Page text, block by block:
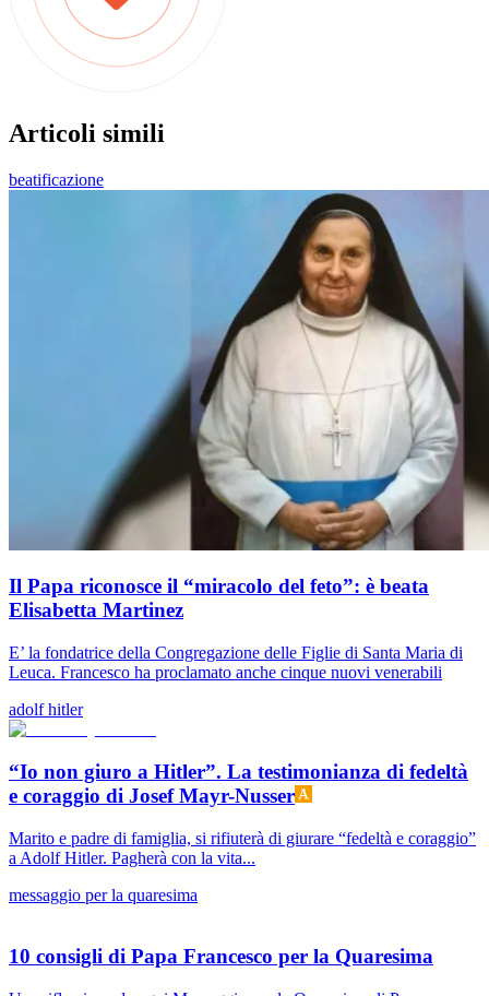
Articoli simili
beatificazione
Il Papa riconosce il “miracolo del feto”: è beata
Elisabetta Martinez
E’ la fondatrice della Congregazione delle Figlie di Santa Maria di
Leuca. Francesco ha proclamato anche cinque nuovi venerabili
adolf hitler
“Io non giuro a Hitler”. La testimonianza di fedeltà
e coraggio di Josef Mayr-Nusser
Marito e padre di famiglia, si rifiuterà di giurare “fedeltà e coraggio”
a Adolf Hitler. Pagherà con la vita...
messaggio per la quaresima
10 consigli di Papa Francesco per la Quaresima